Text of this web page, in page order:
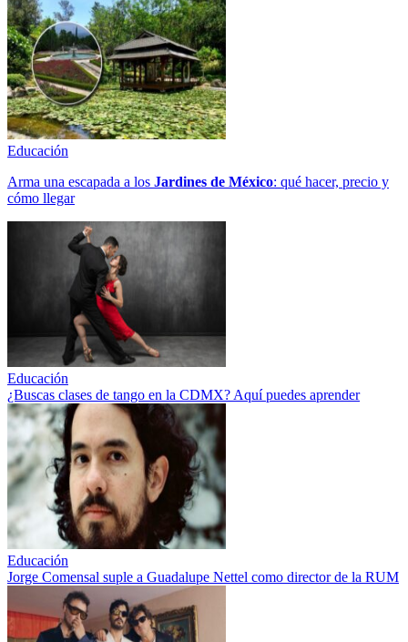
Educación
Arma una escapada a los Jardines de México: qué hacer, precio y
cómo llegar
Educación
¿Buscas clases de tango en la CDMX? Aquí puedes aprender
Educación
Jorge Comensal suple a Guadalupe Nettel como director de la RUM